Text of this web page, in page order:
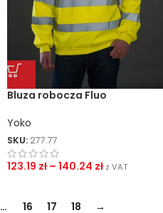
Bluza robocza Fluo
Yoko
SKU: 277.77
123.19 zł – 140.24 zł z VAT
… 16 17 18 →